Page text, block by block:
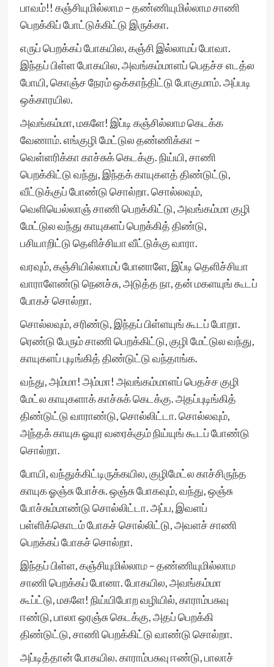
பாவம்!! கஞ்சியுமில்லாம – தண்ணியுமில்லாம சாணி
பெறக்கிப் போட்டுக்கிட்டு இருக்கா.
எருப் பெறக்கப் போகயில, கஞ்சி இல்லாமப் போவா.
இந்தப் பிள்ள போகயில, அவங்கம்மாளப் பெதச்ச எடத்ல
போயி, கொஞ்ச நேரம் ஒக்காந்திட்டு போகுமாம். அப்படி
ஒக்காரயில.
அவங்கம்மா, மகளே! இப்டி கஞ்சில்லாம கெடக்க
வேணாம். எங்குழி மேட்டுல தண்ணிக்கா –
வெள்ளரிக்கா காச்சுக் கெடக்கு. நிய்யி, சாணி
பெறக்கிட்டு வந்து, இந்தக் காயுகளத் திண்டுட்டு,
வீட்டுக்குப் போண்டு சொல்றா. சொல்லவும்,
வெளியெல்லாஞ் சாணி பெறக்கிட்டு, அவங்கம்மா குழி
மேட்டுல வந்து காயுகளப் பெறக்கித் திண்டு,
பசியாறிட்டு தெளிச்சியா வீட்டுக்கு வாரா.
வரவும், கஞ்சியில்லாமப் போனாளே, இப்டி தெளிச்சியா
வாராளேண்டு நெனச்சு, அடுத்த நா, தன் மகளயுங் கூடப்
போகச் சொல்றா.
சொல்லவும், சரிண்டு, இந்தப் பிள்ளயுங் கூடப் போறா.
ரெண்டு பேரும் சாணி பெறக்கிட்டு, குழி மேட்டுல வந்து,
காயுகளப் புடிங்கித் திண்டுட்டு வந்தாங்க.
வந்து, அம்மா! அம்மா! அவங்கம்மாளப் பெதச்ச குழி
மேட்ல காயுகளாக் காச்சுக் கெடக்கு. அதப்புடிங்கித்
திண்டுட்டு வாராண்டு, சொல்லிட்டா. சொல்லவும்,
அந்தக் காயுக ஓயுர வரைக்கும் நிய்யுங் கூடப் போண்டு
சொல்றா.
போயி, வந்துக்கிட்டிருக்கயில, குழிமேட்ல காச்சிருந்த
காயுக ஓஞ்சு போச்சு. ஒஞ்சு போகவும், வந்து, ஒஞ்சு
போச்சும்மாண்டு சொல்லிட்டா. அப்ப, இவளப்
பள்ளிக்கொடம் போகச் சொல்லிட்டு, அவளச் சாணி
பெறக்கப் போகச் சொல்றா.
இந்தப் பிள்ள, கஞ்சியுமில்லாம – தண்ணியுமில்லாம
சாணி பெறக்கப் போனா. போகயில, அவங்கம்மா
கூப்ட்டு, மகளே! நிய்யிபோற வழியில், காராம்பசுவு
ஈண்டு, பாலா ஒரஞ்சு கெடக்கு, அதப் பெறக்கி
திண்டுட்டு, சாணி பெறக்கிட்டு வாண்டு சொல்றா.
அப்டித்தான் போகயில. காராம்பசுவு ஈண்டு, பாலாச்